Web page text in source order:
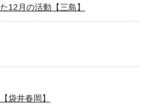
12月の活動【三島】
袋井春岡】